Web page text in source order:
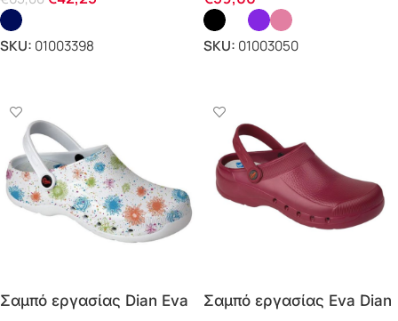
SKU: 01003398 SKU: 01003050
Σαμπό εργασίας Dian Eva
Σαμπό εργασίας Eva Dian